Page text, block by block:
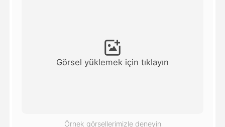
Görsel yüklemek için tıklayın
Örnek görsellerimizle deneyin